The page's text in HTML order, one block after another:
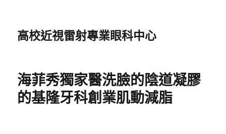
高校近視雷射專業眼科中心
海菲秀獨家醫洗臉的陰道凝膠
的基隆牙科創業肌動減脂